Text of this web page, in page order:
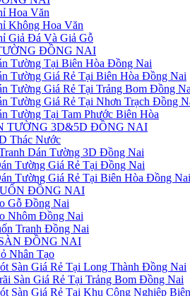
Hoa Văn
Không Hoa Văn
Giả Đá Và Giả Gỗ
ĐỒNG NAI
Tường Tại Biên Hòa Đồng Nai
Tường Giá Rẻ Tại Biên Hòa Đồng Nai
Tường Giá Rẻ Tại Trảng Bom Đồng
Tường Giá Rẻ Tại Nhơn Trạch Đồng
Tường Tại Tam Phước Biên Hòa
TƯỜNG 3D&5D ĐỒNG NAI
Thác Nước
Dán Tường 3D Đồng Nai
Tường Giá Rẻ Tại Đồng Nai
Tường Giá Rẻ Tại Biên Hòa Đồng Nai
ĐỒNG NAI
Gỗ Đồng Nai
Nhôm Đồng Nai
Tranh Đồng Nai
ĐỒNG NAI
Nhân Tạo
Sàn Giá Rẻ Tại Long Thành Đồng Nai
Sàn Giá Rẻ Tại Trảng Bom Đồng Nai
Sàn Giá Rẻ Tại Khu Công Nghiệp